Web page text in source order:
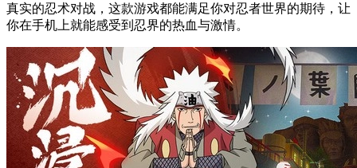
真实的忍术对战，这款游戏都能满足你对忍者世界的期待，让
你在手机上就能感受到忍界的热血与激情。